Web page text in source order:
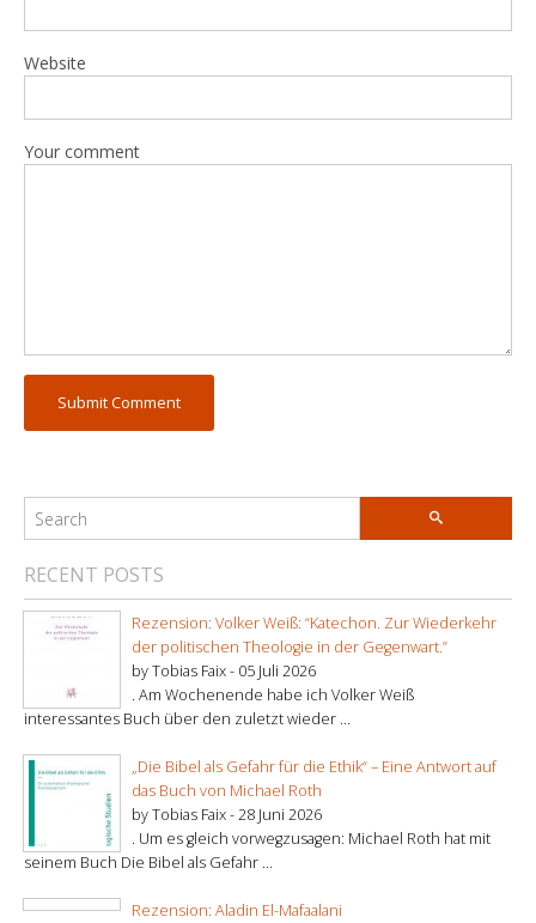
Website
Your comment
RECENT POSTS
Rezension: Volker Weiß: “Katechon. Zur Wiederkehr
der politischen Theologie in der Gegenwart.”
by Tobias Faix - 05 Juli 2026
. Am Wochenende habe ich Volker Weiß
interessantes Buch über den zuletzt wieder ...
„Die Bibel als Gefahr für die Ethik“ – Eine Antwort auf
das Buch von Michael Roth
by Tobias Faix -28 Juni 2026
. Um es gleich vorwegzusagen: Michael Roth hat mit
seinem Buch Die Bibel als Gefahr ...
Rezension: Aladin El-Mafaalani